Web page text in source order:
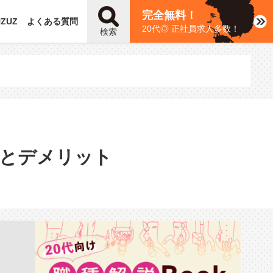
よくある質問
検索
完全無料！
20代◎ 正社員求人多数！
デメリット